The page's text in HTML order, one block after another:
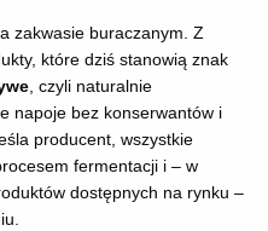
zakwasie buraczanym. Z
które dziś stanowią znak
, czyli naturalnie
napoje bez konserwantów i
producent, wszystkie
fermentacji i – w
dostępnych na rynku –